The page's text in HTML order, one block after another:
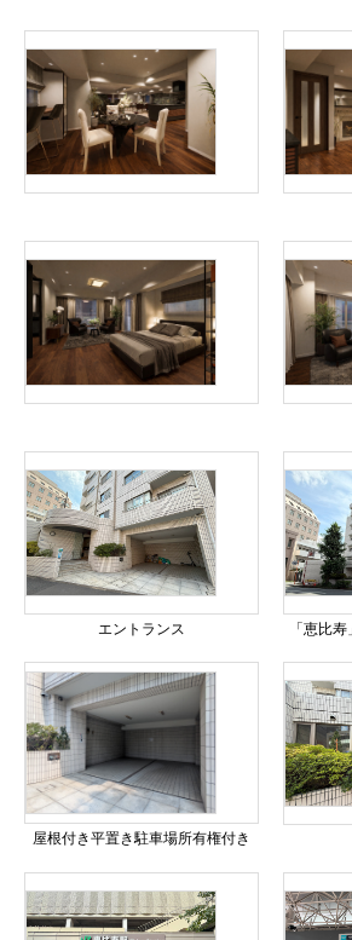
エントランス
屋根付き平置き駐車場所有権付き